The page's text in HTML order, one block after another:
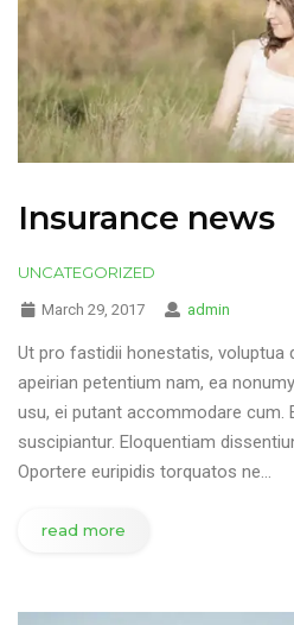
Insurance news
UNCATEGORIZED
March 29, 2017 admin
Ut pro fastidii honestatis, voluptua
apeirian petentium nam, ea
usu, ei putant accommodare cum.
suscipiantur. Eloquentiam
Oportere euripidis torquatos ne…
read more